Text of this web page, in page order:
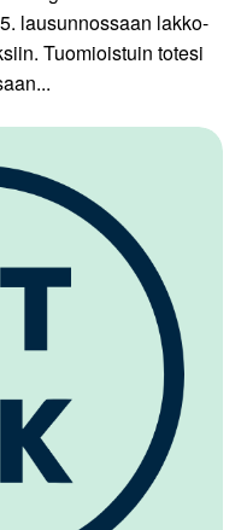
lausunnossaan lakko-
Tuomioistuin totesi